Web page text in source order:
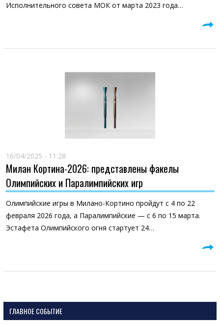
Исполнительного совета МОК от марта 2023 года…
16/04/2025 - 11:28
Милан Кортина-2026: представлены факелы
Олимпийских и Паралимпийских игр
Олимпийские игры в Милано-Кортино пройдут с 4 по 22
февраля 2026 года, а Паралимпийские — с 6 по 15 марта.
Эстафета Олимпийского огня стартует 24…
ГЛАВНОЕ СОБЫТИЕ